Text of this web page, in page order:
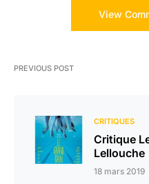
View
PREVIOUS POST
CRITIQUES
Critique
Lellouche
18 mars 2019